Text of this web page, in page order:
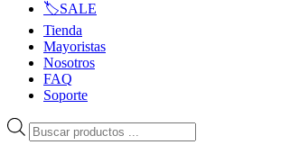
🏷️SALE
Tienda
Mayoristas
Nosotros
FAQ
Soporte
Búsqueda
de